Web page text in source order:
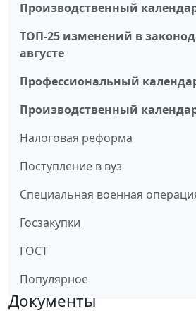
Производственный
ТОП-25 изменений в
августе
Профессиональный
Производственный
Налоговая реформа
Поступление в вуз
Специальная военная
Госзакупки
ГОСТ
Популярное
Документы